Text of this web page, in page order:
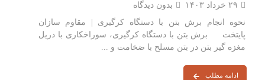
۲۹ خرداد ۱۴۰۳
بدون دیدگاه
نحوه انجام برش بتن با دستگاه کرگیری | مقاوم سازان
پایتخت برش بتن با دستگاه کرگیری، سوراخکاری با دریل
مغزه گیر بتن در بتن مسلح با ضخامت و ...
ادامه مطلب